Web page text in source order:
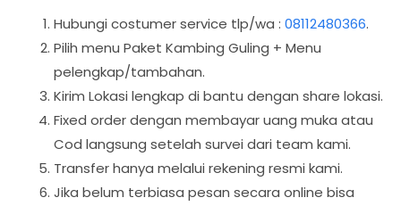
Hubungi costumer service tlp/wa : 08112480366.
Pilih menu Paket Kambing Guling + Menu
pelengkap/tambahan.
Kirim Lokasi lengkap di bantu dengan share lokasi.
Fixed order dengan membayar uang muka atau
Cod langsung setelah survei dari team kami.
Transfer hanya melalui rekening resmi kami.
Jika belum terbiasa pesan secara online bisa